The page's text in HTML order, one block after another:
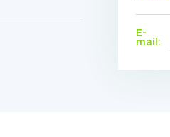
E-
mail: